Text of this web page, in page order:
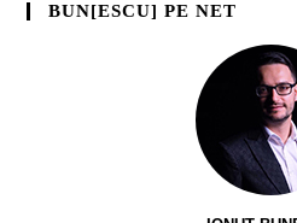
BUN[ESCU] PE NET